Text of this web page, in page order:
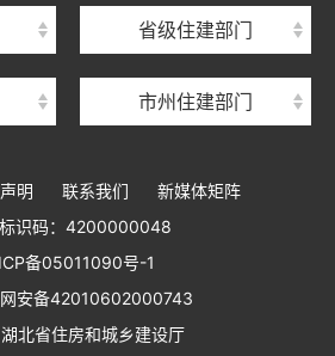
省级住建部门
湖北省建设工程质量安全监督总站
湖北省建设工程标准定额管理总站
湖北省住建厅执业资格注册中心
心
学院
市州住建部门
明 联系我们
新媒体矩阵
识码：4200000048
备05011090号-1
安备42010602000743
北省住房和城乡建设厅